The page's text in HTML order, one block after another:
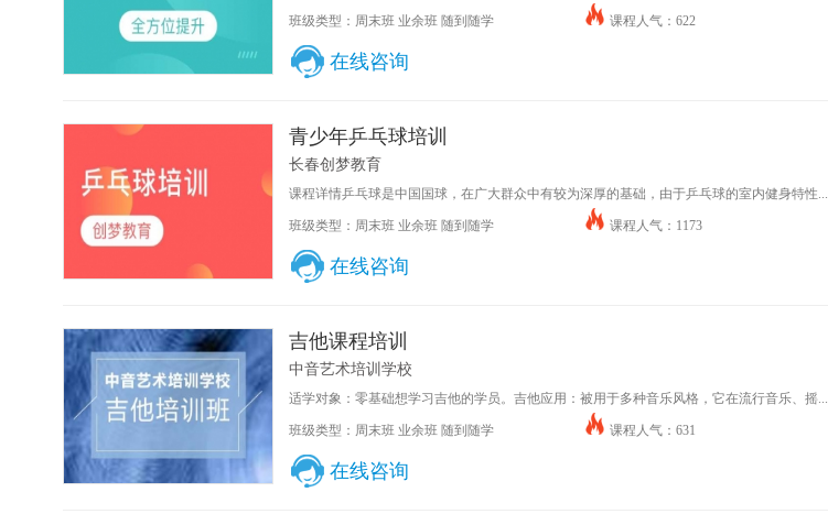
班级类型：周末班 业余班 随到随学 课程人气：622
在线咨询
青少年乒乓球培训
长春创梦教育
课程详情乒乓球是中国国球，在广大群众中有较为深厚的基础，由于乒乓球的室内健身特性...
班级类型：周末班 业余班 随到随学 课程人气：1173
在线咨询
吉他课程培训
中音艺术培训学校
适学对象：零基础想学习吉他的学员。吉他应用：被用于多种音乐风格，它在流行音乐、摇...
班级类型：周末班 业余班 随到随学 课程人气：631
在线咨询